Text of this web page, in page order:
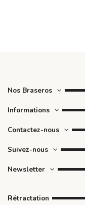
Nos Braseros
Informations
Contactez-nous
Suivez-nous
Newsletter
Rétractation